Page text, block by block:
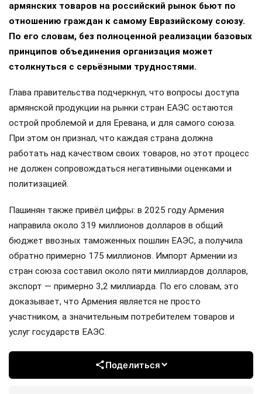
армянских товаров на российский рынок бьют по
отношению граждан к самому Евразийскому союзу.
По его словам, без полноценной реализации базовых
принципов объединения организация может
столкнуться с серьёзными трудностями.
Глава правительства подчеркнул, что вопросы доступа
армянской продукции на рынки стран ЕАЭС остаются
острой проблемой и для Еревана, и для самого союза.
При этом он признал, что каждая страна должна
работать над качеством своих товаров, но этот процесс
не должен сопровождаться негативными оценками и
политизацией.
Пашинян также привёл цифры: в 2025 году Армения
направила около 319 миллионов долларов в общий
бюджет ввозных таможенных пошлин ЕАЭС, а получила
обратно примерно 175 миллионов. Импорт Армении из
стран союза составил около пяти миллиардов долларов,
экспорт — примерно 3,2 миллиарда. По его словам, это
доказывает, что Армения является не просто
участником, а значительным потребителем товаров и
услуг государств ЕАЭС.
Поделиться